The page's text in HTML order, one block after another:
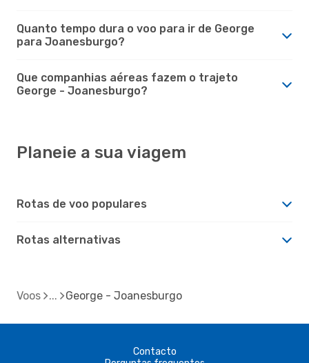
Quanto tempo dura o voo para ir de George
para Joanesburgo?
Que companhias aéreas fazem o trajeto
George - Joanesburgo?
Planeie a sua viagem
Rotas de voo populares
Rotas alternativas
Voos George - Joanesburgo
Contacto